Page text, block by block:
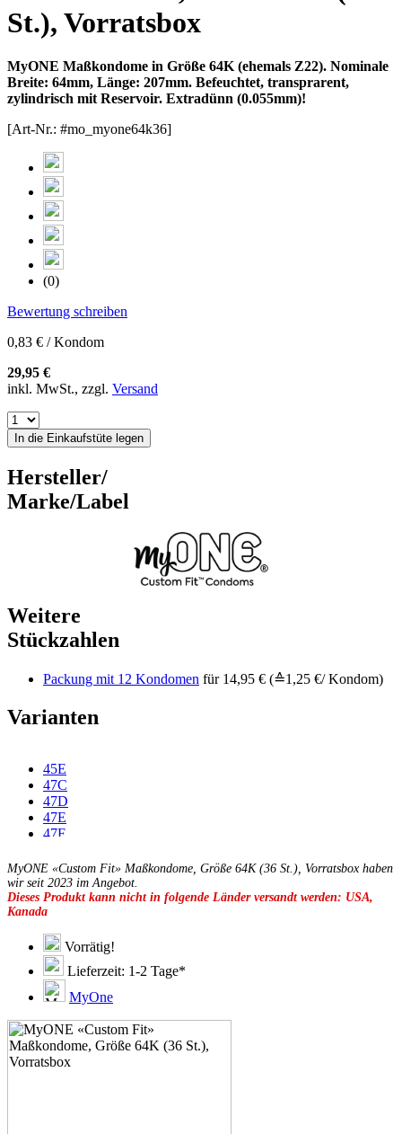
St.), Vorratsbox
MyONE Maßkondome in Größe 64K (ehemals Z22). Nominale
Breite: 64mm, Länge: 207mm. Befeuchtet, transprarent,
zylindrisch mit Reservoir. Extradünn (0.055mm)!
[Art-Nr.: #mo_myone64k36]
(0)
Bewertung schreiben
0,83 € / Kondom
29,95 €
inkl. MwSt., zzgl. Versand
In die Einkaufstüte legen
Hersteller/
Marke/Label
Weitere
Stückzahlen
Packung mit 12 Kondomen für 14,95 € (≙1,25 €/ Kondom)
Varianten
45E
47C
47D
47E
47F
49D
49E
49F
49G
51C
51D
51E
51F
51G
53C
53D
53E
MyONE «Custom Fit» Maßkondome, Größe 64K (36 St.), Vorratsbox haben
wir seit 2023 im Angebot.
Dieses Produkt kann nicht in folgende Länder versandt werden: USA,
Kanada
Vorrätig!
Lieferzeit: 1-2 Tage*
MyOne